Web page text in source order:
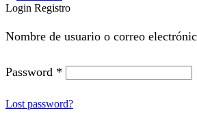
Login Registro
Nombre de usuario o correo
Password *
Lost password?